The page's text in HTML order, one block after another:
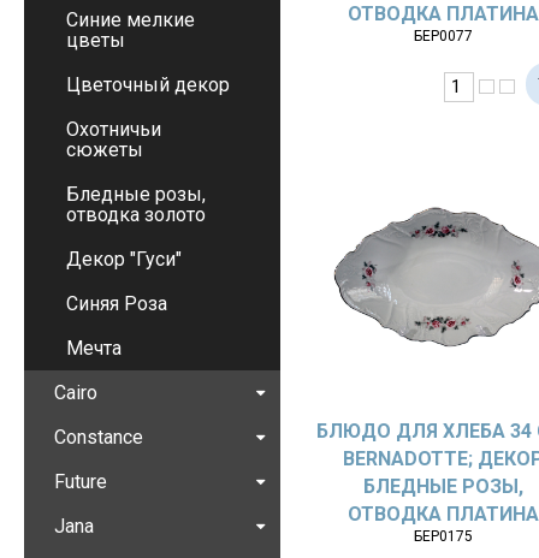
ОТВОДКА ПЛАТИНА
БЕР0077
БЛЮДО ДЛЯ ХЛЕБА 34
BERNADOTTE;
БЛЕДНЫЕ РОЗЫ,
ОТВОДКА ПЛАТИНА
БЕР0175
Синие мелкие
цветы
Цветочный декор
Охотничьи
сюжеты
Бледные розы,
отводка золото
Декор "Гуси"
Синяя Роза
Мечта
Cairo
Constance
Future
Jana